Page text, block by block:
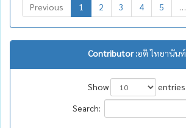
Previous
1 2 3 4 5
Contributor :อติ ไทยานันท์
Show
entries
Search: